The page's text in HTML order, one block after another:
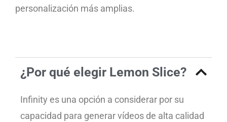
personalización más amplias.
¿Por qué elegir Lemon Slice?
Infinity es una opción a considerar por su
capacidad para generar vídeos de alta calidad